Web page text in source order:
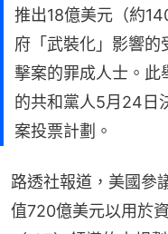
推出18億美元（約
府「武裝化」影響
擊案的罪成人士。此
的共和黨人5月24日
案投票計劃。
路透社報道，美國參
值720億美元以用於